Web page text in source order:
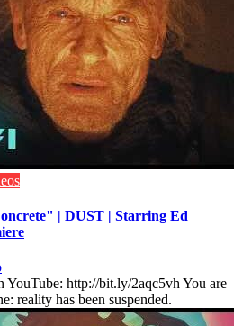
| DUST | Starring Ed
YouTube: http://bit.ly/2aqc5vh You are
reality has been suspended.